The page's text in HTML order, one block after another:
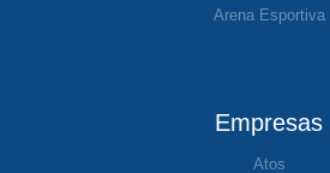
Arena Esportiva
Empresas
Atos